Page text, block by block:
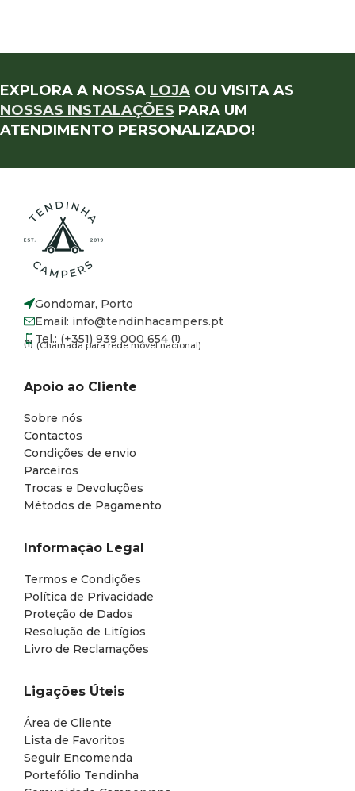
EXPLORA A NOSSA LOJA OU VISITA AS
NOSSAS INSTALAÇÕES PARA UM
ATENDIMENTO PERSONALIZADO!
Gondomar, Porto
Email: info@tendinhacampers.pt
Tel.: (+351) 939 000 654 (1)
(1) (Chamada para rede móvel nacional)
Apoio ao Cliente
Sobre nós
Contactos
Condições de envio
Parceiros
Trocas e Devoluções
Métodos de Pagamento
Informação Legal
Termos e Condições
Política de Privacidade
Proteção de Dados
Resolução de Litígios
Livro de Reclamações
Ligações Úteis
Área de Cliente
Lista de Favoritos
Seguir Encomenda
Portefólio Tendinha